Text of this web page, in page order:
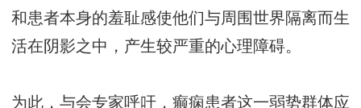
和患者本身的羞耻感使他们与周围世界隔离而生
活在阴影之中，产生较严重的心理障碍。
为此，与会专家呼吁，癫痫患者这一弱势群体应